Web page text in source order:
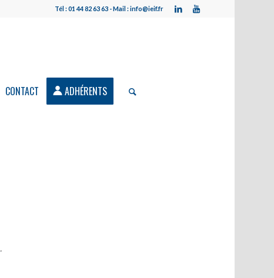
Tél : 01 44 82 63 63 - Mail : info@ieif.fr
CONTACT ADHÉRENTS